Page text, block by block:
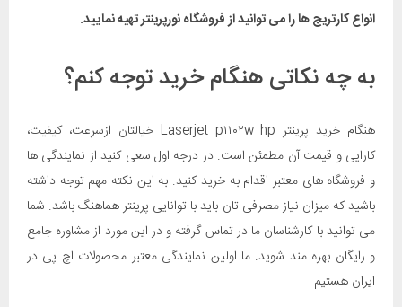
انواع کارتریج ها را می توانید از فروشگاه نورپرینتر تهیه نمایید.
به چه نکاتی هنگام خرید توجه کنم؟
هنگام خرید پرینتر Laserjet p۱۱۰۲w hp خیالتان ازسرعت، کیفیت،
کارایی و قیمت آن مطمئن است. در درجه اول سعی کنید از نمایندگی ها
و فروشگاه های معتبر اقدام به خرید کنید. به این نکته مهم توجه داشته
باشید که میزان نیاز مصرفی تان باید با توانایی پرینتر هماهنگ باشد. شما
می توانید با کارشناسان ما در تماس گرفته و در این مورد از مشاوره جامع
و رایگان بهره مند شوید. ما اولین نمایندگی معتبر محصولات اچ پی در
ایران هستیم.